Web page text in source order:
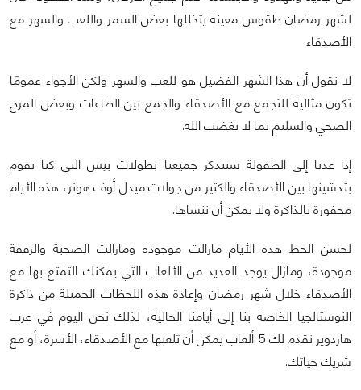
لشهر رمضان طقوس معينة يتخللها بعض السمر واللعب والسهر مع
الأصدقاء.
لا نقول أن هذا الشهر الفضيل هو للعب والسهر ولكن الأجواء عمومًا
تكون مثالية للتجمع مع الأصدقاء والجمع بين الطاعات وبعض المرح
الصحي والسليم بما لا يغضب الله.
إذا عدنا إلى الطفولة سنتذكر جميعنا بطولات بيس التي كنا نقوم
بتدشينها بين الأصدقاء والكثير من جولات ميدل أوف هونر، هذه الأيام
محفورة بالذاكرة ولا يمكن أن ننساها.
لحسن الحظ هذه الأيام مازالت موجودة ومازالت الصحبة والرفقة
موجودة، ومازال يوجد العديد من الألعاب التي يمكنك التمتع بها مع
الأصدقاء خلال شهر رمضان وإعادة هذه اللحظات الجميلة من ذاكرة
النوستالجيا الخاصة بنا إلى أيامنا الحالية، لذلك نحن اليوم في عرب
هاردوير نقدم لك 5 ألعاب يمكن أن تلعبها مع الأصدقاء، الأسرة، أو مع
شريك حياتك.